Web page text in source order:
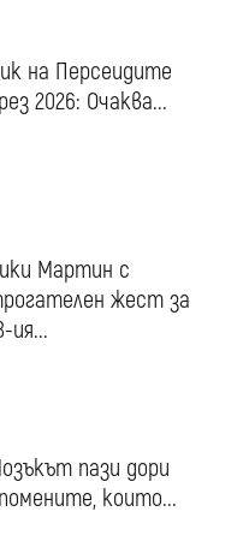
на Персеидите
2026: Очаква...
Мартин с
жест за
ия...
пази дори
които...